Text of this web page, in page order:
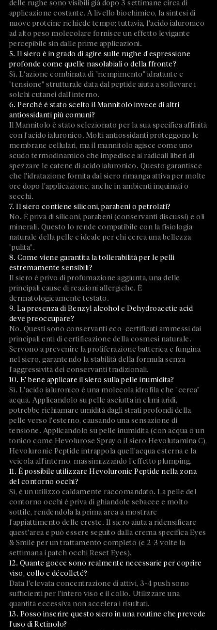
delle rughe sono visibili già dopo 3 settimane circa di
applicazione costante. A livello biochimico, la sintesi di
nuove proteine richiede tempo; tuttavia, l'acido ialuronico
ad alto peso molecolare fornisce un effetto levigante
percepibile sin dalle prime applicazioni.
5. Il siero è in grado di agire sulle rughe d'espressione
profonde come quelle nasolabiali o della ffronte?
Sì. L'azione combinata di "riempimento" idratante e
"tensione" strutturale data dal peptide aiuta a sollevare i
solchi cutanei dall'interno.
6. Perché è stato scelto il Mannitolo invece di altri
antiossidanti più comuni?
Il Mannitolo è stato selezionato per la sua specifica affinità
con l'acido ialuronico. Molti antiossidanti proteggono le
membrane cellulari, ma il mannitolo agisce come uno
scudo termodinamico che impedisce ai radicali liberi di
spezzare le catene di acido ialuronico. Questo garantisce
che l'idratazione fornita dal siero rimanga attiva per molte
ore dopo l'applicazione, anche in ambienti inquinati o
secchi.
7. Il siero contiene siliconi, parabeni o petrolati?
No. È priva di siliconi, parabeni (conservanti discussi) e oli
minerali. Questo lo rende compatibile con la fisiologia
naturale della pelle e ideale per chi cerca una bellezza
"pulita".
8. Come viene garantita la tollerabilità per le pelli
estremamente sensibili?
Il siero è privo di profumazione aggiunta, una delle
principali cause di reazioni allergiche. È
dermatologicamente testato.
9. La presenza di Benzyl alcohol e Dehydroacetic acid
deve preoccupare?
No. Questi sono conservanti eco-certificati ammessi dai
principali enti di certificazione della cosmesi naturale.
Servono a prevenire la proliferazione batterica e fungina
nel siero, garantendo la stabilità della formula senza
l'aggressività dei conservanti tradizionali.
10. E' bene applicare il siero sulla pelle inumidita?
Sì. L'acido ialuronico è una molecola idrofila che "cerca"
acqua. Applicandolo su pelle asciutta in climi aridi,
potrebbe richiamare umidità dagli strati profondi della
pelle verso l'esterno, causando una sensazione di
tensione. Applicandolo su pelle inumidita (con acqua o un
tonico come Hevolurose Spray o il siero Hevolutamina C),
Hevoluronic Peptide intrappola quell'acqua esterna e la
veicola all'interno, massimizzando l'effetto plumping.
11. È possibile utilizzare Hevoluronic Peptide nella zona
del contorno occhi?
Sì, è un utilizzo caldamente raccomandato. La pelle del
contorno occhi è priva di ghiandole sebacee e molto
sottile, rendendola la prima area a mostrare
l'appiattimento delle creste. Il siero aiuta a ridensificare
quest'area e può essere seguito dalla crema specifica Eyes
& Smile per un trattamento completo (e 2-3 volte la
settimana i patch occhi Reset Eyes).
12. Quante gocce sono realmente necessarie per coprire
viso, collo e décolleté?
Data l'elevata concentrazione di attivi, 3-4 push sono
sufficienti per l'intero viso e il collo. Utilizzare una
quantità eccessiva non accelera i risultati.
13. Posso inserire questo siero in una routine che prevede
l'uso di Retinolo?